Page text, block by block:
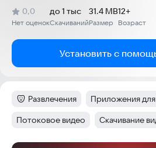
Рейтинг:
0,0
(
Нет оценок
)
Скачиваний
до 1 тыс
Размер
31.4 MB
Возраст
12+
Установить с
Категория:
Развлечения Тег:
Приложения
Тег:
Потоковое видео Тег:
Скачивание